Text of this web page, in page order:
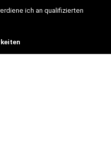
ich an qualifizierten